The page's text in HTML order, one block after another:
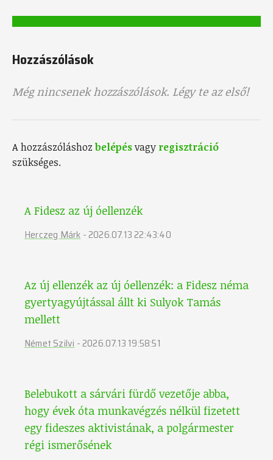
Hozzászólások
Még nincsenek hozzászólások. Légy te az első!
A hozzászóláshoz belépésvagy regisztráció
szükséges.
A Fidesz az új óellenzék
Herczeg Márk - 2026.07.13 22:43:40
Az új ellenzék az új óellenzék: a Fidesz néma
gyertyagyújtással állt ki Sulyok Tamás
mellett
Német Szilvi - 2026.07.13 19:58:51
Belebukott a sárvári fürdő vezetője abba,
hogy évek óta munkavégzés nélkül fizetett
egy fideszes aktivistának, a polgármester
régi ismerősének